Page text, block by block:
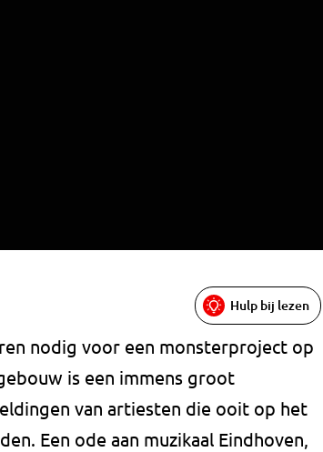
Hulp bij lezen
nodig voor een monsterproject op
is een immens groot
van artiesten die ooit op het
Een ode aan muzikaal Eindhoven,